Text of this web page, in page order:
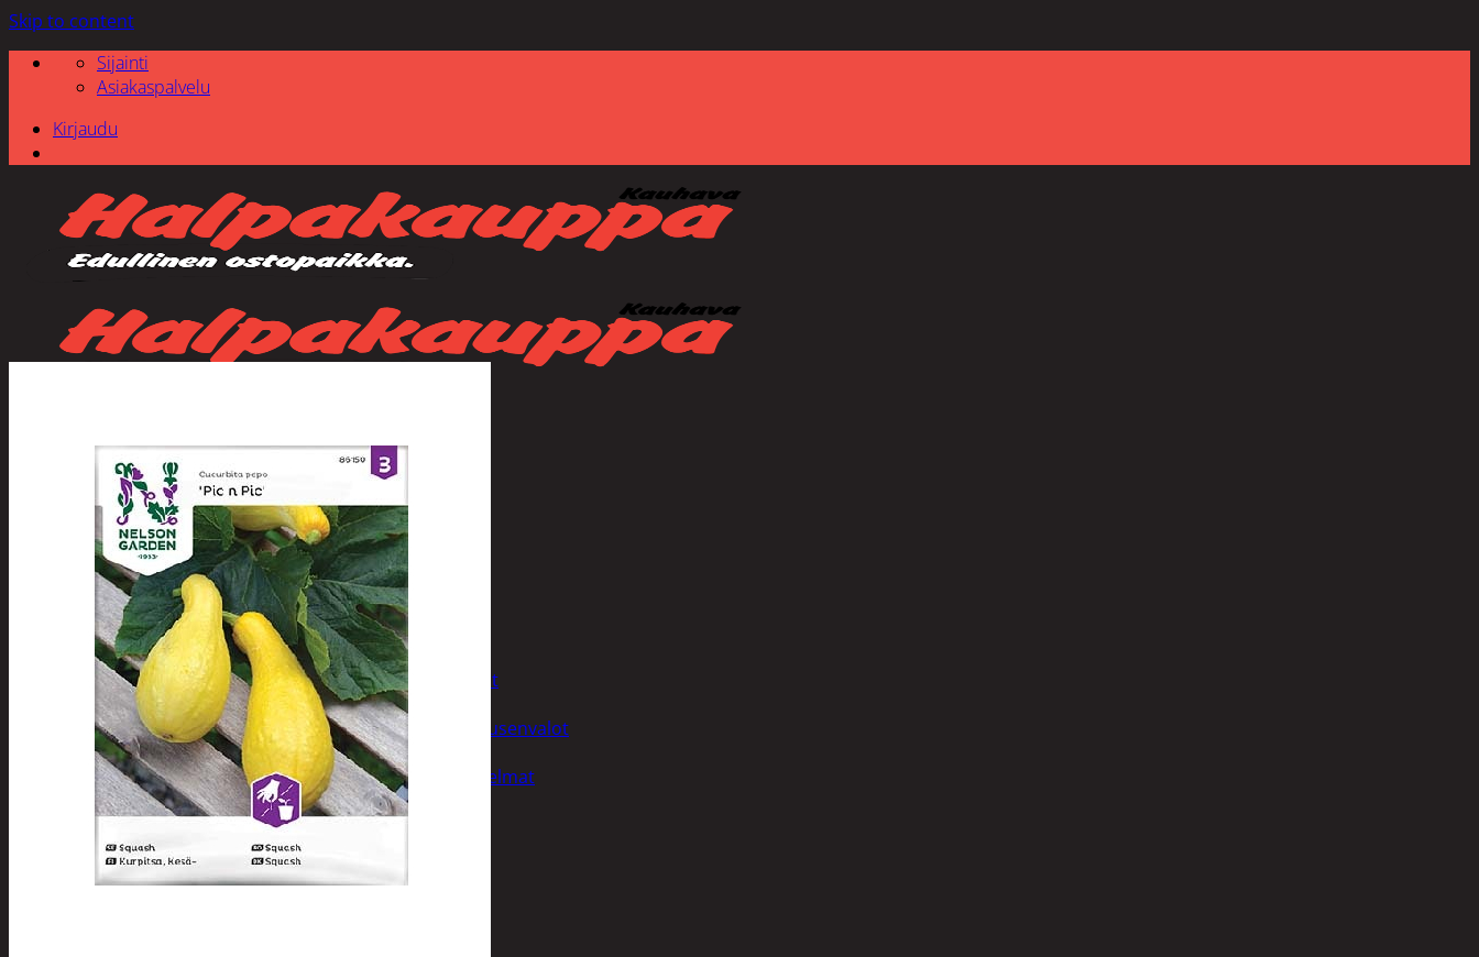
Skip to content
Sijainti
Asiakaspalvelu
Kirjaudu
Etsi:
Tuotevalikoima
Poistotuotteet
Kausituotteet
Joulu
Joulu- ja kausivalot
Eläimet ja tontut
Kyntteliköt
Valoketjut ja kuusenvalot
Joulukoristeet
Kranssit ja asetelmat
Tontut ja muut
Joulutekstiilit
Marjastus